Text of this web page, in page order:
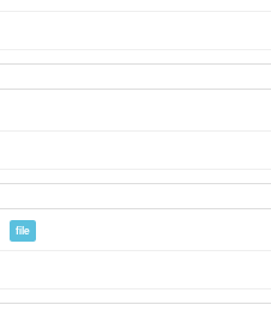
file